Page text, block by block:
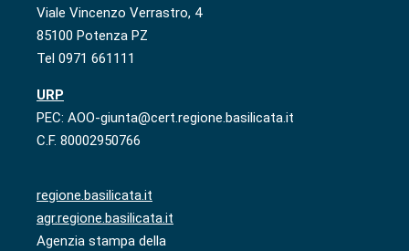
Viale Vincenzo Verrastro, 4
85100 Potenza PZ
Tel 0971 661111
URP
PEC: AOO-giunta@cert.regione.basilicata.it
C.F. 80002950766
regione.basilicata.it
agr.regione.basilicata.it
Agenzia stampa della